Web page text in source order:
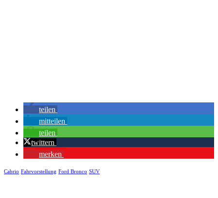
teilen
mitteilen
teilen
twittern
merken
Cabrio Fahrvorstellung Ford Bronco SUV